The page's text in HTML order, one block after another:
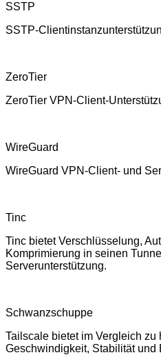
SSTP
SSTP-
ZeroTier
ZeroTier VPN-Client-
WireGuard
WireGuard VPN-Client- und
Tinc
Tinc bietet Verschlüsselung,
Komprimierung in seinen
Serverunterstützung.
Schwanzschuppe
Tailscale bietet im Vergleich
Geschwindigkeit, Stabilität und